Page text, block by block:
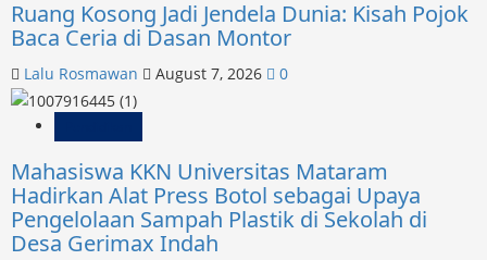
Ruang Kosong Jadi Jendela Dunia: Kisah Pojok
Baca Ceria di Dasan Montor
Lalu Rosmawan August 7, 2026 0
Mahasiswa KKN Universitas Mataram
Hadirkan Alat Press Botol sebagai Upaya
Pengelolaan Sampah Plastik di Sekolah di
Desa Gerimax Indah